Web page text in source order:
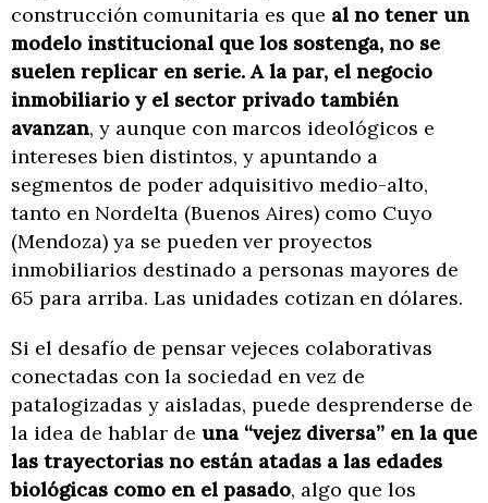
construcción comunitaria es que al no tener un
modelo institucional que los sostenga, no se
suelen replicar en serie. A la par, el negocio
inmobiliario y el sector privado también
avanzan, y aunque con marcos ideológicos e
intereses bien distintos, y apuntando a
segmentos de poder adquisitivo medio-alto,
tanto en Nordelta (Buenos Aires) como Cuyo
(Mendoza) ya se pueden ver proyectos
inmobiliarios destinado a personas mayores de
65 para arriba. Las unidades cotizan en dólares.
Si el desafío de pensar vejeces colaborativas
conectadas con la sociedad en vez de
patalogizadas y aisladas, puede desprenderse de
la idea de hablar de una “vejez diversa” en la que
las trayectorias no están atadas a las edades
biológicas como en el pasado, algo que los